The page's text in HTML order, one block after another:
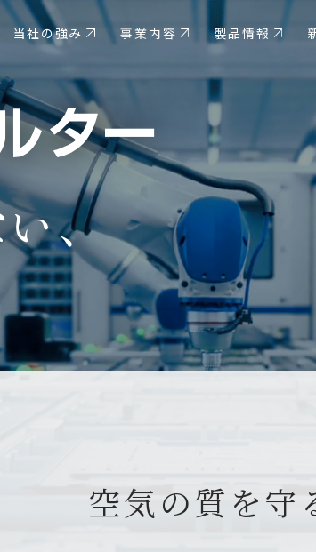
当社の強み 事業内容 製品情報
い、
空気の質を守